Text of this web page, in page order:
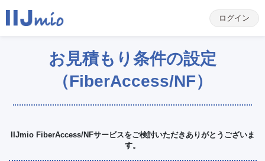
ログイン
お見積もり条件の設定
（FiberAccess/NF）
IIJmio FiberAccess/NFサービスをご検討いただきありがとうございま
す。